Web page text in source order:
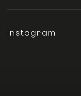
Instagram